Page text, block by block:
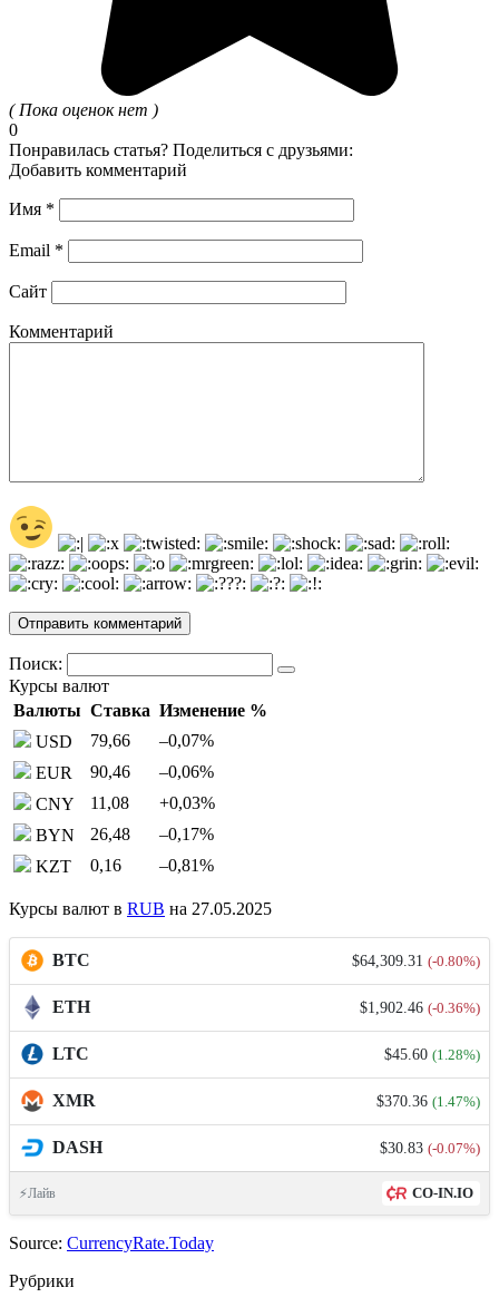
( Пока оценок нет )
0
Понравилась статья? Поделиться с друзьями:
Добавить комментарий
Имя *
Email *
Сайт
Комментарий
Поиск:
Курсы валют
Валюты Ставка Изменение %
USD
79,66 –0,07%
EUR
90,46 –0,06%
CNY
11,08 +0,03%
BYN
26,48 –0,17%
KZT
0,16 –0,81%
Курсы валют в RUB на 27.05.2025
BTC $64,309.31 (-0.80%)
ETH $1,902.46 (-0.36%)
LTC $45.60 (1.28%)
XMR $370.36 (1.47%)
DASH $30.83 (-0.07%)
⚡Лайв CO-IN.IO
Source: CurrencyRate.Today
Рубрики